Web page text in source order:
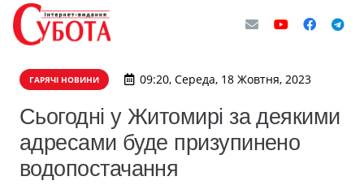
ГАРЯЧІ НОВИНИ 09:20, Середа, 18 Жовтня, 2023
Сьогодні у Житомирі за деякими
адресами буде призупинено
водопостачання